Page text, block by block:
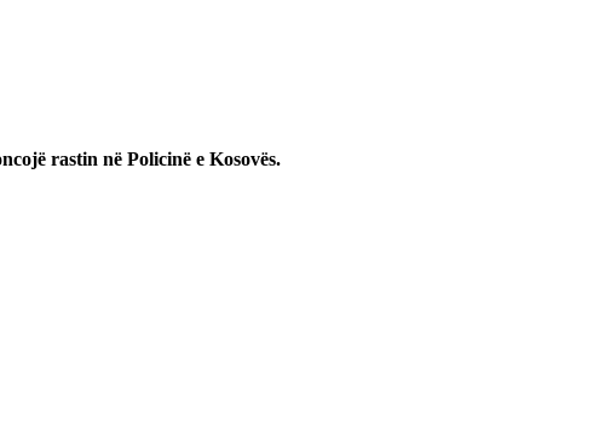
rastin në Policinë e Kosovës.